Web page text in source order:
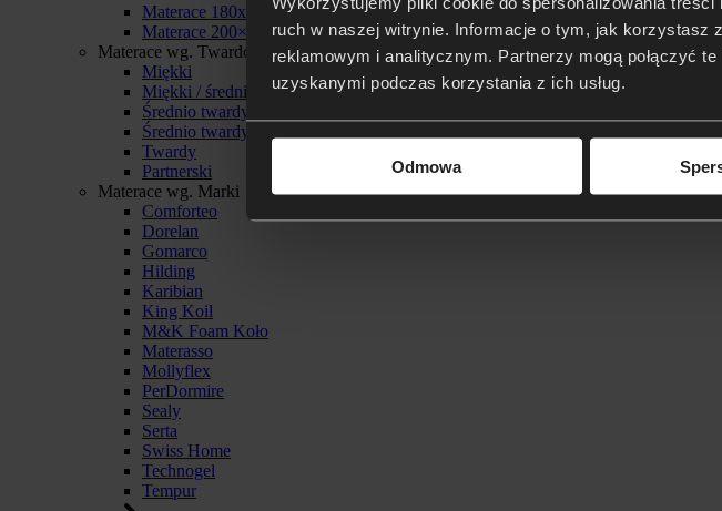
ruch w naszej witrynie. Informacje o tym, jak korzystasz
reklamowym i analitycznym. Partnerzy mogą połączyć
uzyskanymi podczas korzystania z ich usług.
Odmowa
Materace 180x200
Materace 200×200
Materace wg. Twardości
Miękki
Miękki / średnio twardy
Średnio twardy
Średnio twardy / twardy
Twardy
Partnerski
Materace wg. Marki
Comforteo
Dorelan
Gomarco
Hilding
Karibian
King Koil
M&K Foam Koło
Materasso
Mollyflex
PerDormire
Sealy
Serta
Swiss Home
Technogel
Tempur